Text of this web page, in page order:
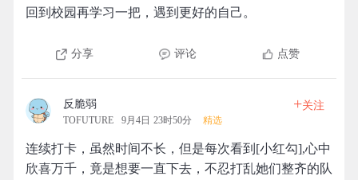
回到校园再学习一把，遇到更好的自己。
分享 评论 点赞
反脆弱
TOFUTURE 9月4日 23时50分 精选
+关注
连续打卡，虽然时间不长，但是每次看到[小红勾],心中
欣喜万千，竟是想要一直下去，不忍打乱她们整齐的队